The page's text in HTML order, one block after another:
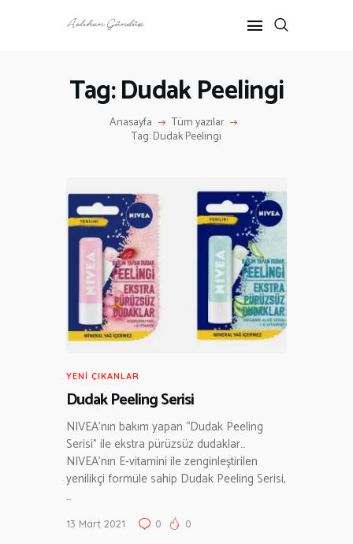
Tag: Dudak Peelingi
Anasayfa Tüm yazılar
Tag: Dudak Peelingi
ANASAYFA
RÖPORTAJ
HAKKIMDA
İLETIŞIM
YENI ÇIKANLAR
Dudak Peeling Serisi
NIVEA’nın bakım yapan “Dudak Peeling
Serisi” ile ekstra pürüzsüz dudaklar…
NIVEA’nın E-vitamini ile zenginleştirilen
yenilikçi formüle sahip Dudak Peeling Serisi,
…
13 Mart 2021 0 0